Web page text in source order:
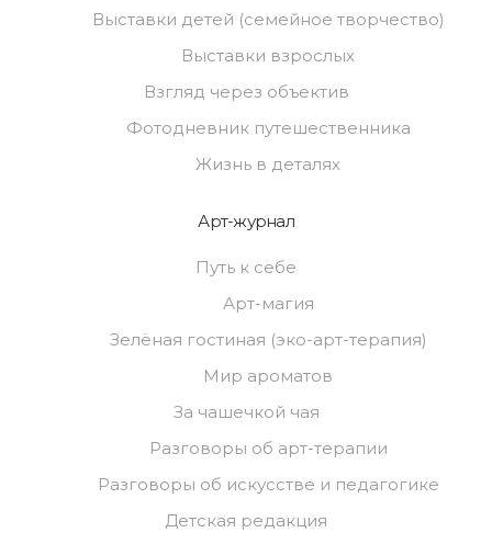
Выставки детей (семейное творчество)
Выставки взрослых
Взгляд через объектив
Фотодневник путешественника
Жизнь в деталях
Арт-журнал
Путь к себе
Арт-магия
Зелёная гостиная (эко-арт-терапия)
Мир ароматов
За чашечкой чая
Разговоры об арт-терапии
Разговоры об искусстве и педагогике
Детская редакция